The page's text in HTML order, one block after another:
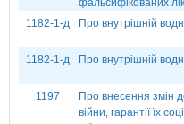
фальсифікованих
1182-1-д
Про внутрішній
1182-1-д Про внутрішній
1197
Про внесення змін
війни, гарантії їх